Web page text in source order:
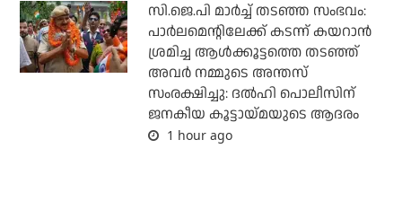
സി.ജെ.പി മാര്‍ച്ച് തടഞ്ഞ സംഭവം:
പാര്‍ലമെന്റിലേക്ക് കടന്ന് കയറാന്‍
ശ്രമിച്ച ആള്‍ക്കൂട്ടത്തെ തടഞ്ഞ്
അവര്‍ നമ്മുടെ അന്തസ്
സംരക്ഷിച്ചു: ദല്‍ഹി പൊലീസിന്
ജനകീയ കൂട്ടായ്മയുടെ ആദരം
1 hour ago